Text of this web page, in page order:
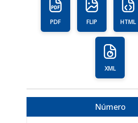
PDF FLIP HTML
XML
Número